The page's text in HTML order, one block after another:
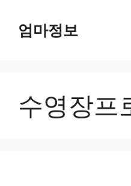
엄마정보
수영장프